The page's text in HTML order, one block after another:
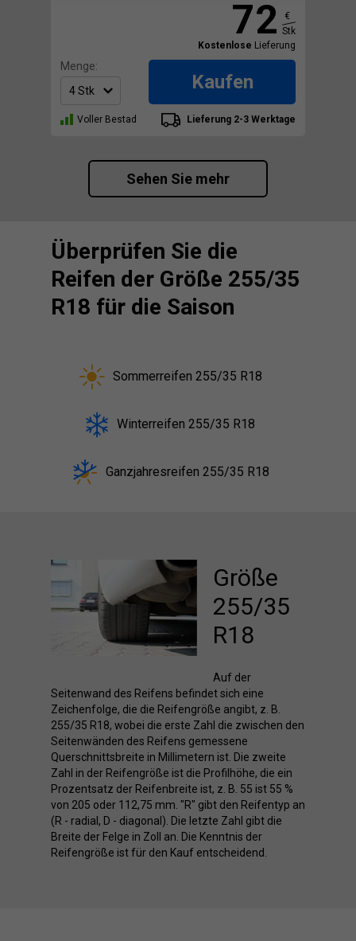
72
€
Stk
Kostenlose Lieferung
Menge:
Kaufen
Voller Bestad Lieferung 2-3 Werktage
Sehen Sie mehr
Überprüfen Sie die
Reifen der Größe 255/35
R18 für die Saison
Sommerreifen 255/35 R18
Winterreifen 255/35 R18
Ganzjahresreifen 255/35 R18
Größe
255/35
R18
Auf der
Seitenwand des Reifens befindet sich eine
Zeichenfolge, die die Reifengröße angibt, z. B.
255/35 R18, wobei die erste Zahl die zwischen den
Seitenwänden des Reifens gemessene
Querschnittsbreite in Millimetern ist. Die zweite
Zahl in der Reifengröße ist die Profilhöhe, die ein
Prozentsatz der Reifenbreite ist, z. B. 55 ist 55 %
von 205 oder 112,75 mm. "R" gibt den Reifentyp an
(R - radial, D - diagonal). Die letzte Zahl gibt die
Breite der Felge in Zoll an. Die Kenntnis der
Reifengröße ist für den Kauf entscheidend.